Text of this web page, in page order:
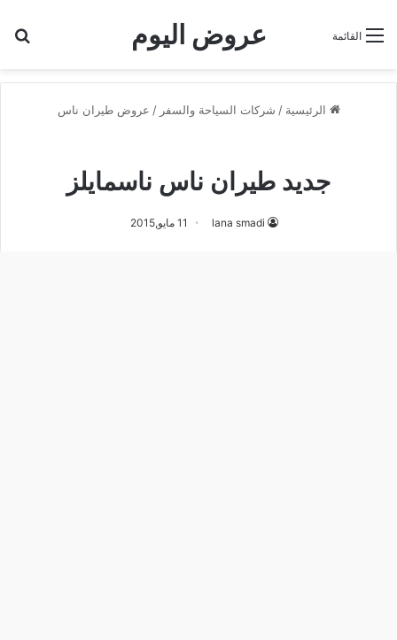
عروض اليوم القائمة
الرئيسية / شركات السياحة والسفر / عروض طيران ناس
جديد طيران ناس ناسمايلز
lana smadi 11 مايو,2015